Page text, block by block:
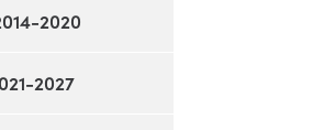
2020
2027